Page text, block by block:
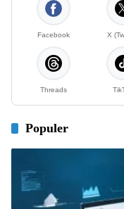
Facebook X
Threads
Populer